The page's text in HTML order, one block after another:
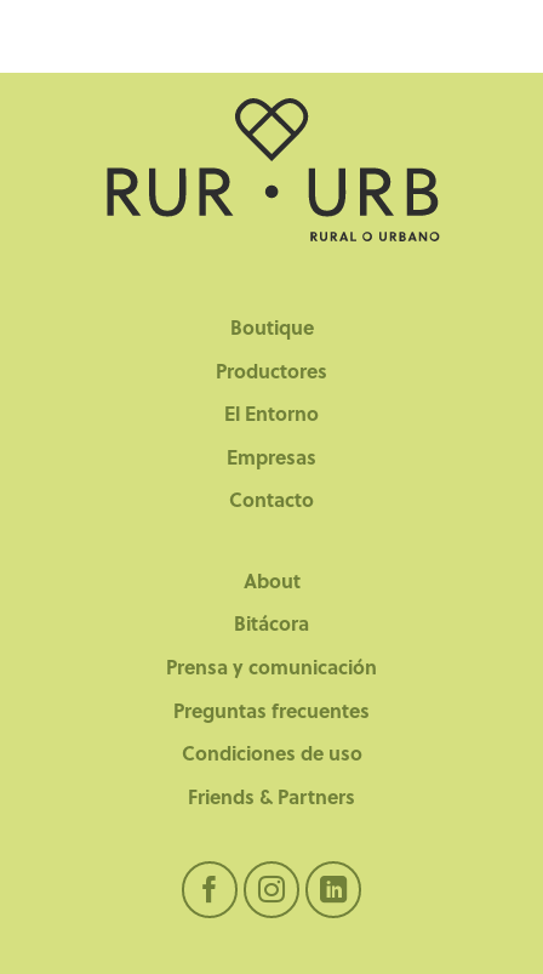
Boutique
Productores
El Entorno
Empresas
Contacto
About
Bitácora
Prensa y comunicación
Preguntas frecuentes
Condiciones de uso
Friends & Partners